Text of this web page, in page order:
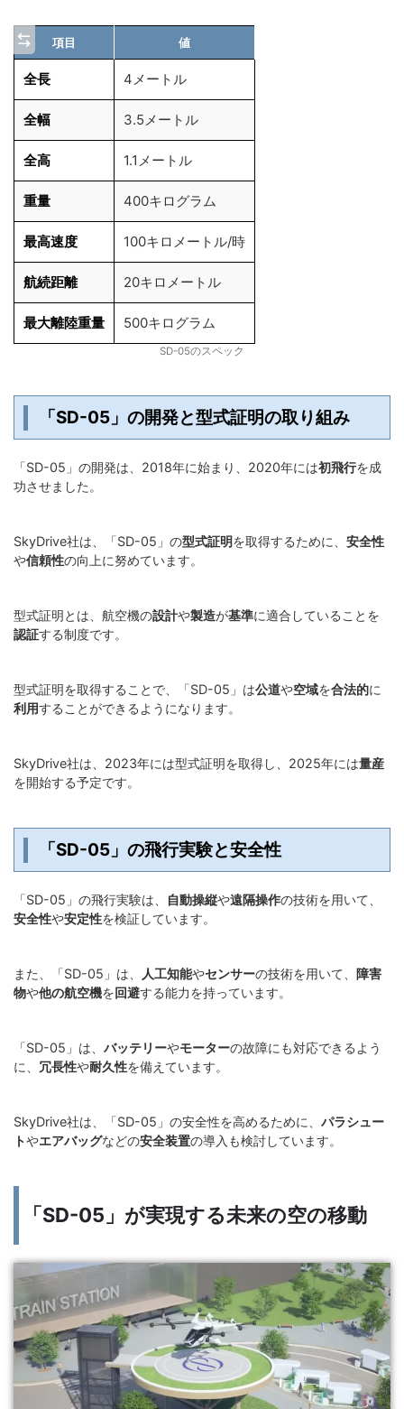
項目 値
全長 4メートル
全幅 3.5メートル
全高 1.1メートル
重量 400キログラム
最高速度 100キロメートル/時
航続距離 20キロメートル
最大離陸重量 500キログラム
SD-05のスペック
「SD-05」の開発と型式証明の取り組み
「SD-05」の開発は、2018年に始まり、2020年には初飛行を成
功させました。
SkyDrive社は、「SD-05」の型式証明を取得するために、 安全性
や信頼性の向上に努めています。
型式証明とは、航空機の設計や製造が基準に適合していることを
認証する制度です。
型式証明を取得することで、「SD-05」は公道や空域を合法的に
利用することができるようになります。
SkyDrive社は、2023年には型式証明を取得し、2025年には量産
を開始する予定です。
「SD-05」の飛行実験と安全性
「SD-05」の飛行実験は、 自動操縦や遠隔操作の技術を用いて、
安全性や安定性を検証しています。
また、「SD-05」は、 人工知能やセンサーの技術を用いて、 障害
物や他の航空機を回避する能力を持っています。
「SD-05」は、 バッテリーやモーターの故障にも対応できるよう
に、 冗長性や耐久性を備えています。
SkyDrive社は、「SD-05」の安全性を高めるために、 パラシュー
トやエアバッグなどの安全装置の導入も検討しています。
「SD-05」が実現する未来の空の移動